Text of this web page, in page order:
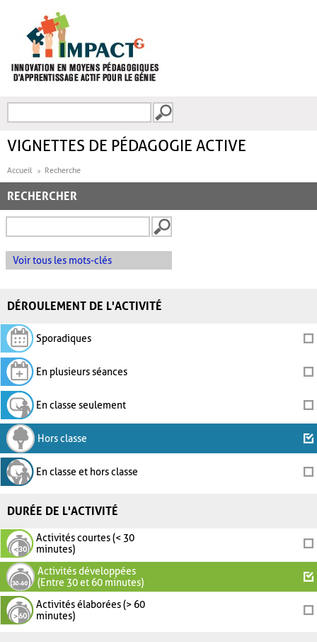
FORMULAIRE DE
VIGNETTES DE PÉDAGOGIE ACTIVE
Accueil Recherche
RECHERCHER
Voir tous les mots-clés
DÉROULEMENT DE L'ACTIVITÉ
Sporadiques
En plusieurs séances
En classe seulement
Hors classe
En classe et hors classe
DURÉE DE L'ACTIVITÉ
Activités courtes (< 30
minutes)
Activités développées
(Entre 30 et 60 minutes)
Activités élaborées (> 60
minutes)